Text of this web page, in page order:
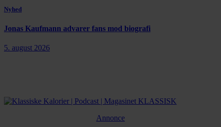
Nyhed
Jonas Kaufmann advarer fans mod biografi
5. august 2026
Annonce